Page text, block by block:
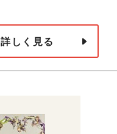
詳しく見る